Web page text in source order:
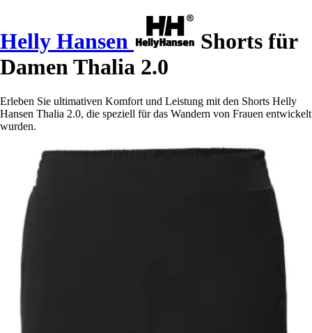
Helly Hansen
Shorts für
Damen Thalia 2.0
Erleben Sie ultimativen Komfort und Leistung mit den Shorts Helly
Hansen Thalia 2.0, die speziell für das Wandern von Frauen entwickelt
wurden.